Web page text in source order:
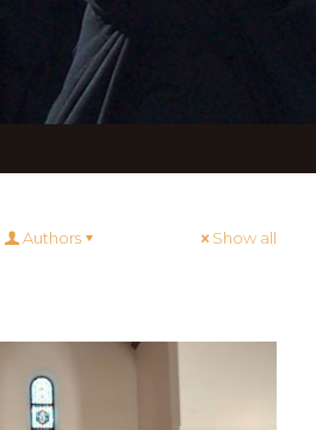
Authors Show all